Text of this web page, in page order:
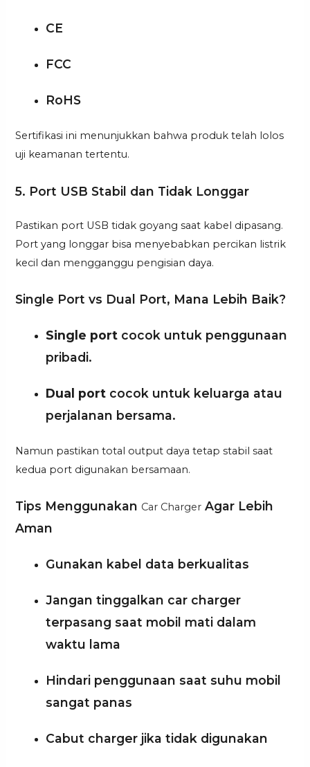
CE
FCC
RoHS
Sertifikasi ini menunjukkan bahwa produk telah lolos
uji keamanan tertentu.
5. Port USB Stabil dan Tidak Longgar
Pastikan port USB tidak goyang saat kabel dipasang.
Port yang longgar bisa menyebabkan percikan listrik
kecil dan mengganggu pengisian daya.
Single Port vs Dual Port, Mana Lebih Baik?
Single port cocok untuk penggunaan
pribadi.
Dual port cocok untuk keluarga atau
perjalanan bersama.
Namun pastikan total output daya tetap stabil saat
kedua port digunakan bersamaan.
Tips Menggunakan Car Charger Agar Lebih
Aman
Gunakan kabel data berkualitas
Jangan tinggalkan car charger
terpasang saat mobil mati dalam
waktu lama
Hindari penggunaan saat suhu mobil
sangat panas
Cabut charger jika tidak digunakan